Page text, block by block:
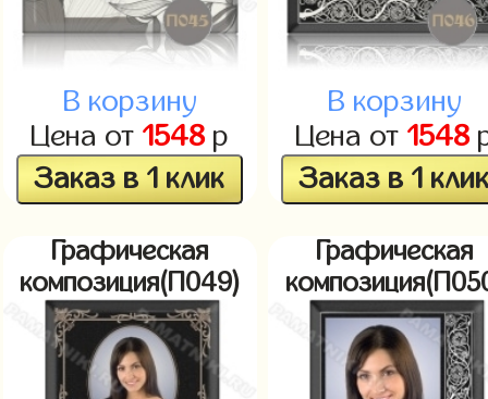
В корзину
Цена от 1548 р
Заказ в 1 клик
В корзину
Цена от 1548
Заказ в 1
Графическая
композиция(П049)
Графическая